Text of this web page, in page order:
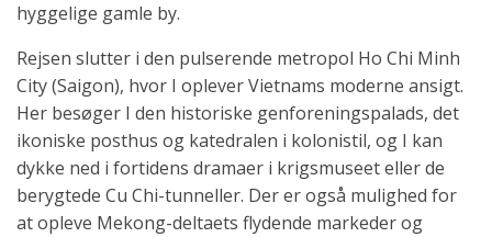
hyggelige gamle by.
Rejsen slutter i den pulserende metropol Ho Chi Minh
City (Saigon), hvor I oplever Vietnams moderne ansigt.
Her besøger I den historiske genforeningspalads, det
ikoniske posthus og katedralen i kolonistil, og I kan
dykke ned i fortidens dramaer i krigsmuseet eller de
berygtede Cu Chi-tunneller. Der er også mulighed for
at opleve Mekong-deltaets flydende markeder og